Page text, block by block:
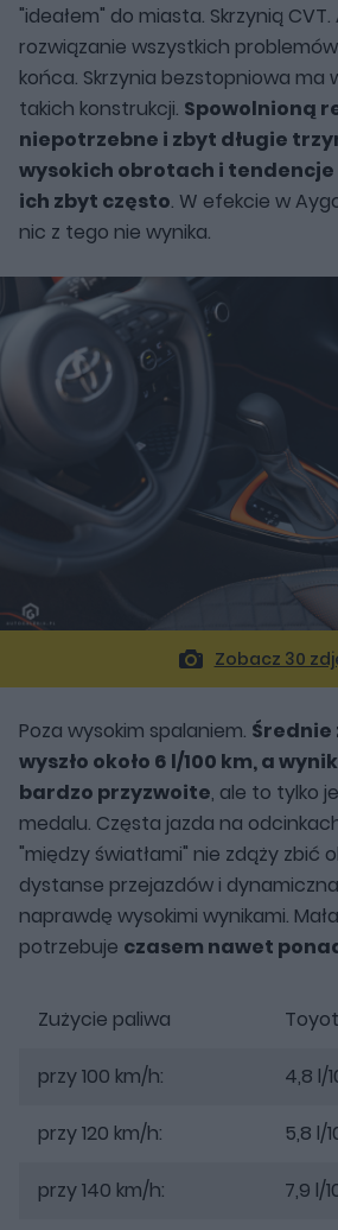
"ideałem" do miasta. Skrzynią
rozwiązanie wszystkich
końca. Skrzynia bezstopniowa ma
takich konstrukcji. Spowolnioną
niepotrzebne i zbyt długie
wysokich obrotach i
ich zbyt często. W efekcie w
nic z tego nie wynika.
Zobacz 30
Poza wysokim spalaniem. Średnie
wyszło około 6 l/100 km, a
bardzo przyzwoite, ale to tylko
medalu. Częsta jazda na
"między światłami" nie zdąży zbić
dystanse przejazdów i
naprawdę wysokimi wynikami.
potrzebuje czasem nawet
Zużycie paliwa
przy 100 km/h: 4,8 l/
przy 120 km/h: 5,8 l/
przy 140 km/h: 7,9 l/